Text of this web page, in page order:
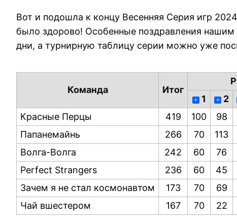
Вот и подошла к концу Весенняя Серия игр
было здорово! Особенные поздравления
дни, а турнирную таблицу серии можно уже
Команда Итог
+ 1 + 2
Красные Перцы
419 100 98
Папанемайнь
266 70 113
Волга-Волга
242 60 76
Perfect Strangers
236 60 45
Зачем я не стал космонавтом
173 70 69
Чай вшестером
167 70 22